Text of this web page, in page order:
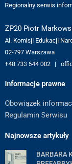
Regionalny serwis
ZP20 Piotr
Al. Komisji Edukacji
02-797 Warszawa
+48 733 644 002 |
Informacje prawne
Obowiązek
Regulamin Serwisu
Najnowsze artykuły
BARBARA